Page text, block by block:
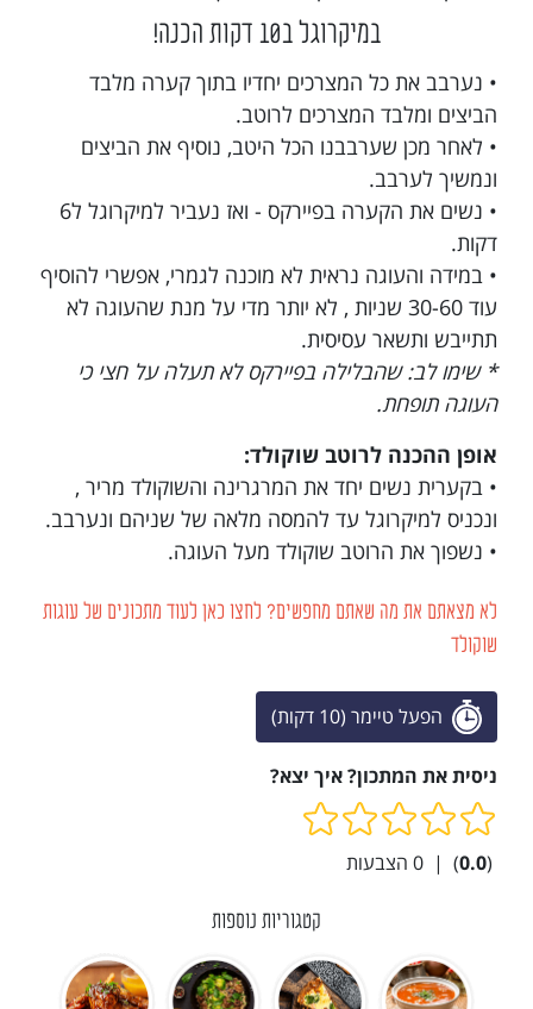
במיקרוגל ב10 דקות הכנה!
• נערבב את כל המצרכים יחדיו בתוך קערה מלבד
הביצים ומלבד המצרכים לרוטב.
• לאחר מכן שערבבנו הכל היטב, נוסיף את הביצים
ונמשיך לערבב.
• נשים את הקערה בפיירקס - ואז נעביר למיקרוגל ל6
דקות.
• במידה והעוגה נראית לא מוכנה לגמרי, אפשרי להוסיף
עוד 30-60 שניות , לא יותר מדי על מנת שהעוגה לא
תתייבש ותשאר עסיסית.
* שימו לב: שהבלילה בפיירקס לא תעלה על חצי כי
העוגה תופחת.
אופן ההכנה לרוטב שוקולד:
• בקערית נשים יחד את המרגרינה והשוקולד מריר ,
ונכניס למיקרוגל עד להמסה מלאה של שניהם ונערבב.
• נשפוך את הרוטב שוקולד מעל העוגה.
לא מצאתם את מה שאתם מחפשים? לחצו כאן לעוד מתכונים של עוגות
שוקולד
הפעל טיימר (10 דקות)
ניסית את המתכון? איך יצא?
(
0.0
)
|
0 הצבעות
קטגוריות נוספות